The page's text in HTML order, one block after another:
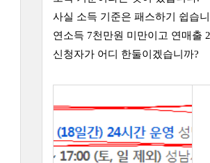
사실 소득 기준은 패스하기 쉽습
연소득 7천만원 미만이고 연매출
신청자가 어디 한둘이겠습니까?